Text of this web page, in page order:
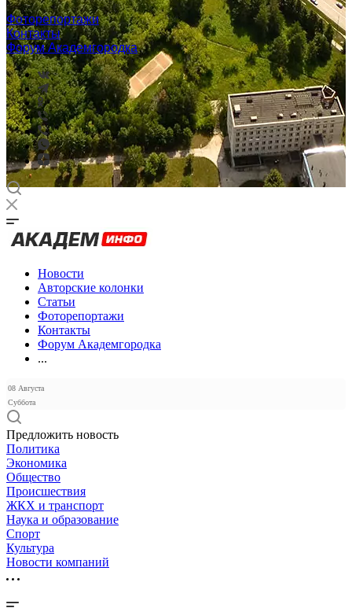
Фоторепортажи
Контакты
Форум Академгородка
Новости
Авторские колонки
Статьи
Фоторепортажи
Контакты
Форум Академгородка
...
08 Августа
Суббота
Предложить новость
Политика
Экономика
Общество
Происшествия
ЖКХ и транспорт
Наука и образование
Спорт
Культура
Новости компаний